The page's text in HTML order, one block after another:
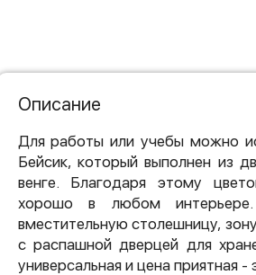
Описание
Для работы или учебы можно
Бейсик, который выполнен из
венге. Благодаря этому
хорошо в любом
вместительную столешницу,
с распашной дверцей для
универсальная и цена приятная